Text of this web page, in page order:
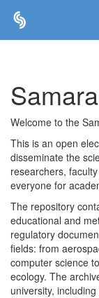
Welcome to the
This is an open
disseminate the
researchers,
everyone for
The repository
educational and
regulatory
fields: from
computer science
ecology. The
university,